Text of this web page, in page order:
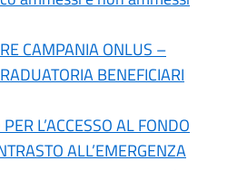
CAMPANIA ONLUS –
BENEFICIARI
L’ACCESSO AL FONDO
ALL’EMERGENZA